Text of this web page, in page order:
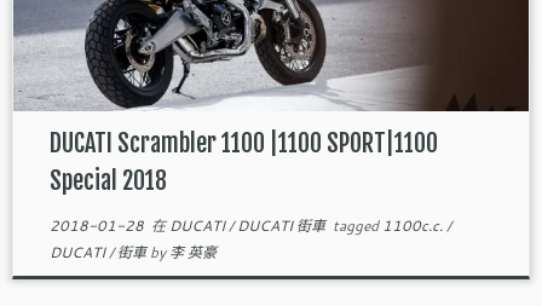
DUCATI Scrambler 1100 |1100 SPORT|1100
Special 2018
2018-01-28在DUCATI/DUCATI 街車 tagged1100c.c./
DUCATI/街車by李 英豪